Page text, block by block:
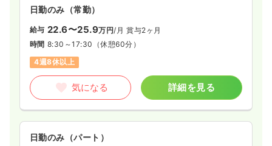
日勤のみ（常勤）
給与 22.6〜25.9万円/月 賞与2ヶ月
時間 8:30～17:30 （休憩60分）
4週8休以上
気になる 詳細を見る
日勤のみ（パート）